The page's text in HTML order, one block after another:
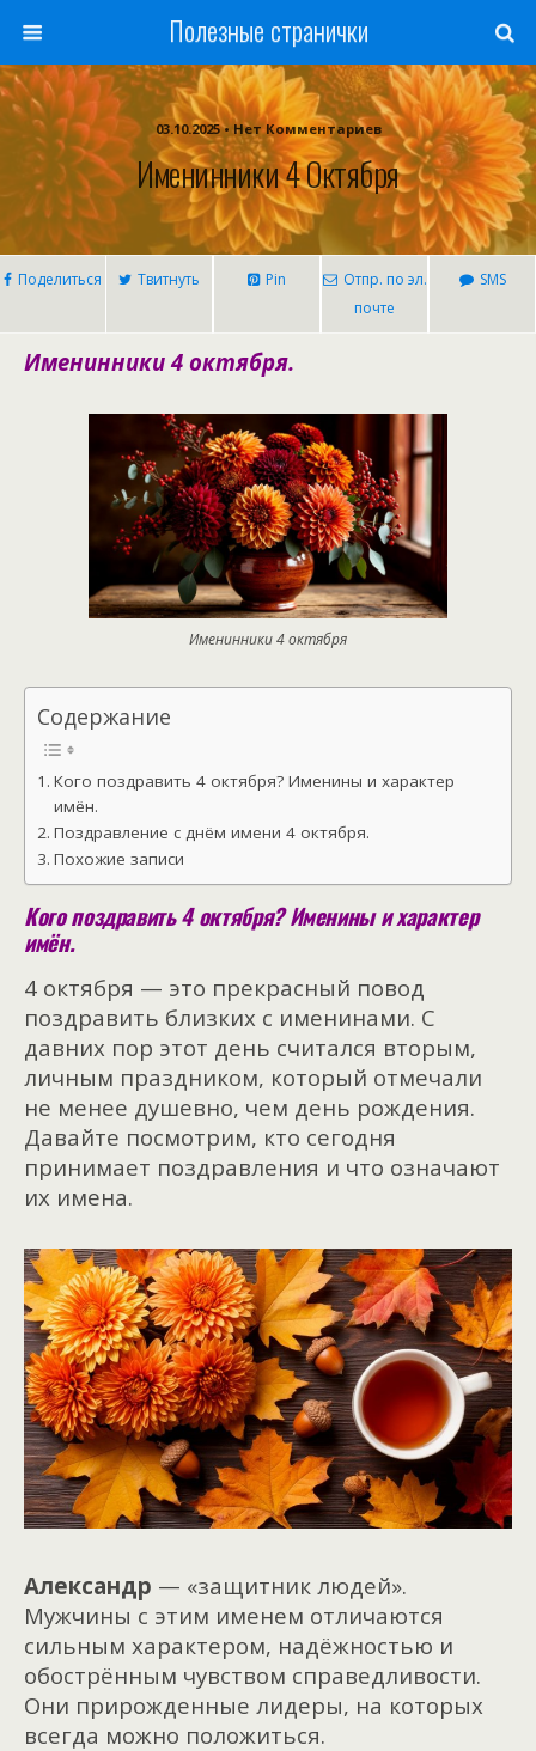
Полезные странички
03.10.2025 • Нет Комментариев
Именинники 4 Октября
Поделиться Твитнуть Pin
Отпр. по эл.
почте
SMS
Именинники 4 октября.
Именинники 4 октября
Содержание
Кого поздравить 4 октября? Именины и характер
имён.
Поздравление с днём имени 4 октября.
Похожие записи
Кого поздравить 4 октября? Именины и характер
имён.
4 октября — это прекрасный повод
поздравить близких с именинами. С
давних пор этот день считался вторым,
личным праздником, который отмечали
не менее душевно, чем день рождения.
Давайте посмотрим, кто сегодня
принимает поздравления и что означают
их имена.
Александр — «защитник людей».
Мужчины с этим именем отличаются
сильным характером, надёжностью и
обострённым чувством справедливости.
Они прирожденные лидеры, на которых
всегда можно положиться.